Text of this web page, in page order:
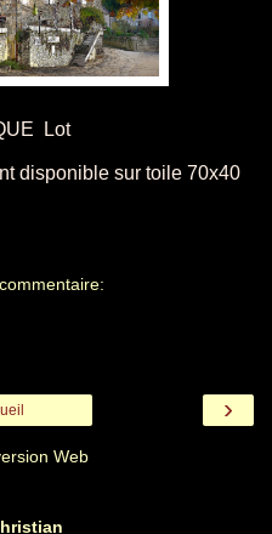
Lot
disponible sur toile 70x40
›
Web